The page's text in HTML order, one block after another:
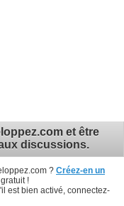
et être
discussions.
? Créez-en un
!
est bien activé, connectez-